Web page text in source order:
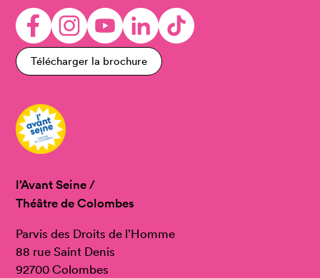
Télécharger la brochure
l’Avant Seine /
Théâtre de Colombes
Parvis des Droits de l’Homme
88 rue Saint Denis
92700 Colombes